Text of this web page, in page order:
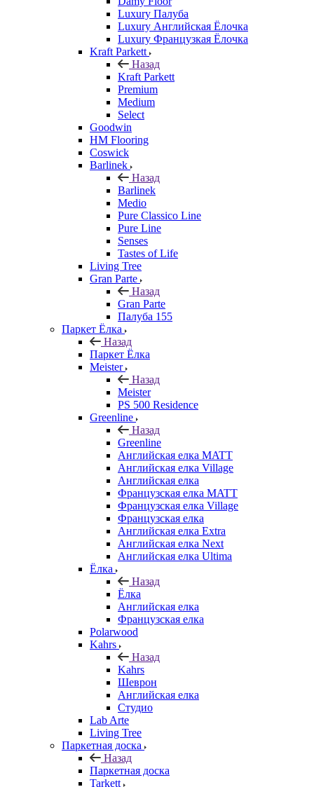
Luxury Палуба
Luxury Английская Ёлочка
Luxury Французкая Ёлочка
Kraft Parkett
Назад
Kraft Parkett
Premium
Medium
Select
Goodwin
HM Flooring
Coswick
Barlinek
Назад
Barlinek
Medio
Pure Classico Line
Pure Line
Senses
Tastes of Life
Living Tree
Gran Parte
Назад
Gran Parte
Палуба 155
Паркет Ёлка
Назад
Паркет Ёлка
Meister
Назад
Meister
PS 500 Residence
Greenline
Назад
Greenline
Английская елка MATT
Английская елка Village
Английская елка
Французская елка MATT
Французская елка Village
Французская елка
Английская елка Extra
Английская елка Next
Английская елка Ultima
Ёлка
Назад
Ёлка
Английская елка
Французская елка
Polarwood
Kahrs
Назад
Kahrs
Шеврон
Английская елка
Студио
Lab Arte
Living Tree
Паркетная доска
Назад
Паркетная доска
Tarkett